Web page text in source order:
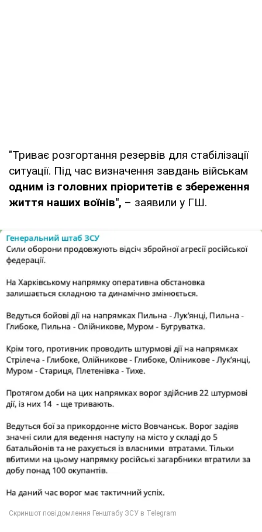
"Триває розгортання резервів для стабілізації
ситуації. Під час визначення завдань військам
одним із головних пріоритетів є збереження
життя наших воїнів", – заявили у ГШ.